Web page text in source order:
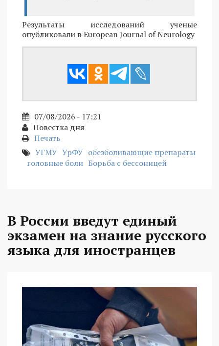
Результаты исследований ученые
опубликовали в European Journal of Neurology
07/08/2026 - 17:21
Повестка дня
Печать
УГМУ УрФУ обезболивающие препараты
головные боли Борьба с бессоницей
В России введут единый
экзамен на знание русского
языка для иностранцев